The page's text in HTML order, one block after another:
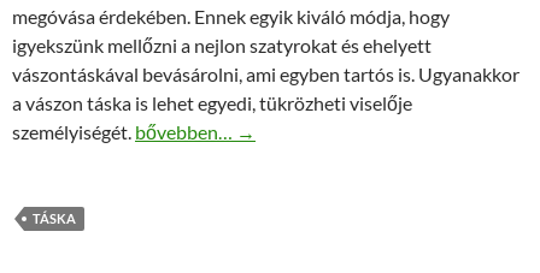
megóvása érdekében. Ennek egyik kiváló módja, hogy
igyekszünk mellőzni a nejlon szatyrokat és ehelyett
vászontáskával bevásárolni, ami egyben tartós is. Ugyanakkor
a vászon táska is lehet egyedi, tükrözheti viselője
személyiségét. Táskafestés az egyedi táskáért
bővebben… →
TÁSKA